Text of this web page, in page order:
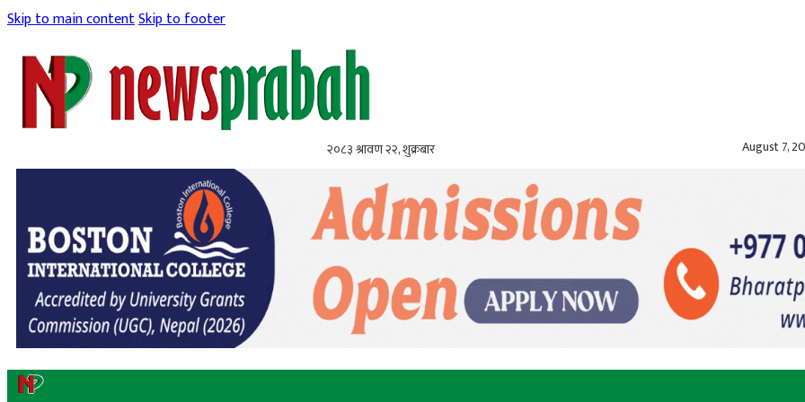
Skip to main contentSkip to footer
२०८३ श्रावण २२, शुक्रबार August 7,